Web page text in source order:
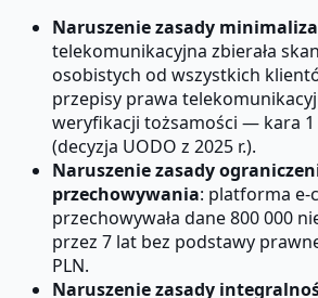
Naruszenie zasady
telekomunikacyjna zbierała
osobistych od wszystkich
przepisy prawa
weryfikacji tożsamości — kara 1
(decyzja UODO z 2025 r.).
Naruszenie zasady
przechowywania: platforma e-
przechowywała dane 800 000
przez 7 lat bez podstawy
PLN.
Naruszenie zasady